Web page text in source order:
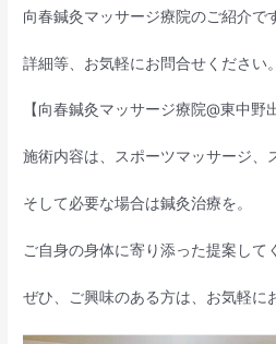
向春鍼灸マッサージ療院のご紹介で
詳細等、お気軽にお問合せください。
【向春鍼灸マッサージ療院@東中野
施術内容は、スポーツマッサージ、
そして必要な場合は鍼灸治療を。
ご自身の身体に寄り添った提案して
ぜひ、ご興味のある方は、お気軽に